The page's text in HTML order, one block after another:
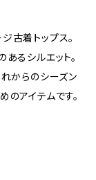
古着トップス。
るシルエット。
からのシーズン
アイテムです。